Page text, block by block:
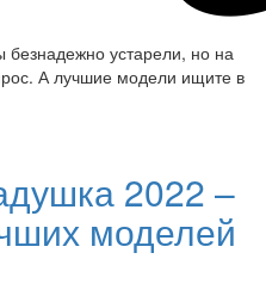
устарели, но на
А лучшие модели ищите в
2022 –
моделей